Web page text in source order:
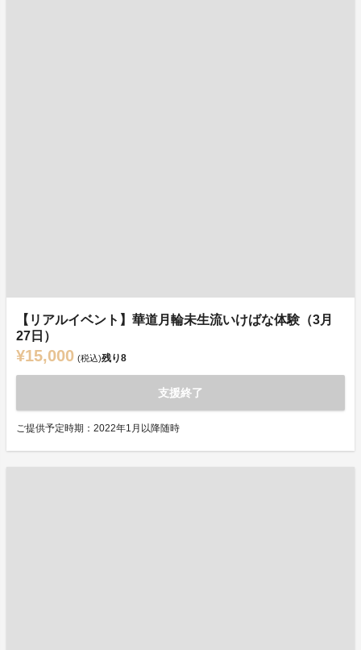
【リアルイベント】華道月輪未生流いけばな体験（3月
27日）
¥15,000 (税込)残り8
支援終了
ご提供予定時期：2022年1月以降随時